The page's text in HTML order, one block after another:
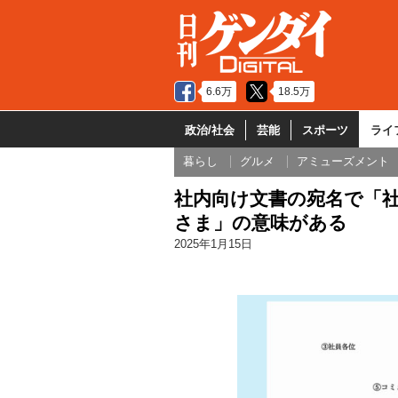
6.6万 18.5万
政治/社会 芸能 スポーツ ライ
暮らし グルメ アミューズメント
社内向け文書の宛名で「
さま」の意味がある
2025年1月15日